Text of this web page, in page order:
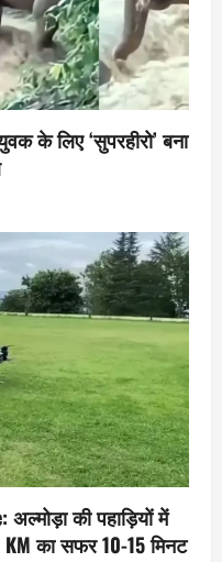
के लिए ‘सुपरहीरो’ बना
की पहाड़ियों में
का सफर 10-15 मिनट